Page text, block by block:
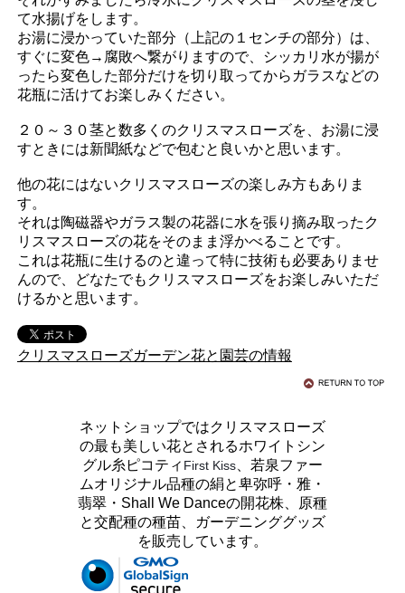
て水揚げをします。
お湯に浸かっていた部分（上記の１センチの部分）は、
すぐに変色→腐敗へ繋がりますので、シッカリ水が揚が
ったら変色した部分だけを切り取ってからガラスなどの
花瓶に活けてお楽しみください。
２０～３０茎と数多くのクリスマスローズを、お湯に浸
すときには新聞紙などで包むと良いかと思います。
他の花にはないクリスマスローズの楽しみ方もありま
す。
それは陶磁器やガラス製の花器に水を張り摘み取ったク
リスマスローズの花をそのまま浮かべることです。
これは花瓶に生けるのと違って特に技術も必要ありませ
んので、どなたでもクリスマスローズをお楽しみいただ
けるかと思います。
クリスマスローズガーデン花と園芸の情報
ネットショップではクリスマスローズ
の最も美しい花とされるホワイトシン
グル糸ピコティ First Kiss 、若泉ファー
ムオリジナル品種の絹と卑弥呼・雅・
翡翠・Shall We Danceの開花株、原種
と交配種の種苗、ガーデニンググッズ
を販売しています。